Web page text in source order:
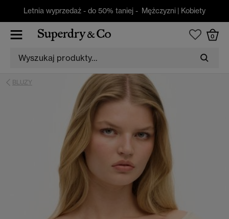
Letnia wyprzedaż - do 50% taniej - Mężczyzni | Kobiety
0
BLUZY